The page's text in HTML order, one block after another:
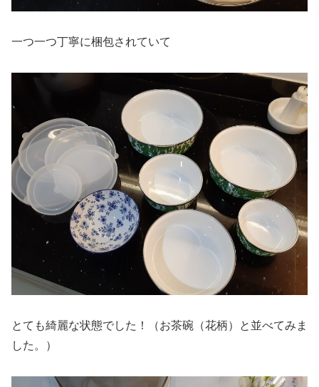
一つ一つ丁寧に梱包されていて
とても綺麗な状態でした！（お茶碗（花柄）と並べてみま
した。）